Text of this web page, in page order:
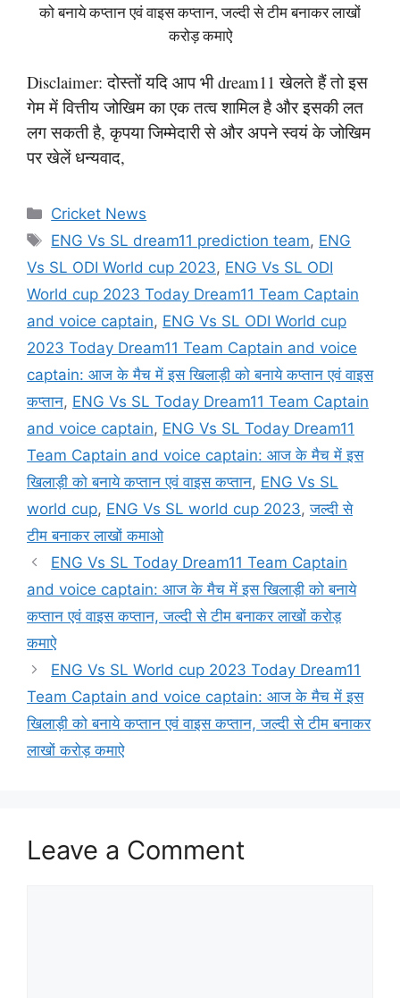
को बनाये कप्तान एवं वाइस कप्तान, जल्दी से टीम बनाकर लाखों
करोड़ कमाऐ
Disclaimer: दोस्तों यदि आप भी dream11 खेलते हैं तो इस
गेम में वित्तीय जोखिम का एक तत्व शामिल है और इसकी लत
लग सकती है, कृपया जिम्मेदारी से और अपने स्वयं के जोखिम
पर खेलें धन्यवाद,
Categories
Cricket News
Tags
ENG Vs SL dream11 prediction team, ENG
Vs SL ODI World cup 2023, ENG Vs SL ODI
World cup 2023 Today Dream11 Team Captain
and voice captain, ENG Vs SL ODI World cup
2023 Today Dream11 Team Captain and voice
captain: आज के मैच में इस खिलाड़ी को बनाये कप्तान एवं वाइस
कप्तान, ENG Vs SL Today Dream11 Team Captain
and voice captain, ENG Vs SL Today Dream11
Team Captain and voice captain: आज के मैच में इस
खिलाड़ी को बनाये कप्तान एवं वाइस कप्तान, ENG Vs SL
world cup, ENG Vs SL world cup 2023,जल्दी से
टीम बनाकर लाखों कमाओ
ENG Vs SL Today Dream11 Team Captain
and voice captain: आज के मैच में इस खिलाड़ी को बनाये
कप्तान एवं वाइस कप्तान, जल्दी से टीम बनाकर लाखों करोड़
कमाऐ
ENG Vs SL World cup 2023 Today Dream11
Team Captain and voice captain: आज के मैच में इस
खिलाड़ी को बनाये कप्तान एवं वाइस कप्तान, जल्दी से टीम बनाकर
लाखों करोड़ कमाऐ
Leave a Comment